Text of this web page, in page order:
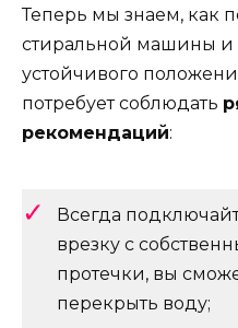
Теперь мы знаем, как
стиральной машины и
устойчивого
потребует соблюдать
рекомендаций:
Всегда
врезку с
протечки, вы
перекрыть воду;